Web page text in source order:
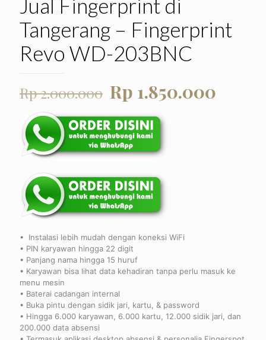
Jual Fingerprint di
Tangerang – Fingerprint
Revo WD-203BNC
Rp2.000.000 Harga
aslinya
adalah:
Rp 2.000.000.
Rp 1.850.000
• Instalasi lebih mudah dengan koneksi WiFi
• PIN karyawan hingga 22 digit
• Panjang nama hingga 15 huruf
• Karyawan bisa lihat data kehadiran tanpa perlu masuk ke
menu mesin
• Baterai cadangan internal
• Buka pintu dengan sidik jari, kartu, & password
• Hingga 6.000 karyawan, 6.000 kartu, 12.000 sidik jari, dan
200.000 data absensi